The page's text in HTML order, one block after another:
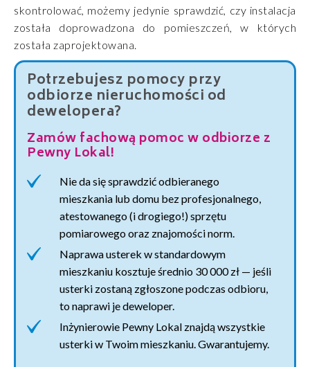
skontrolować, możemy jedynie sprawdzić, czy instalacja
została doprowadzona do pomieszczeń, w których
została zaprojektowana.
Potrzebujesz pomocy przy
odbiorze nieruchomości od
dewelopera?
Zamów fachową pomoc w odbiorze z
Pewny Lokal!
Nie da się sprawdzić odbieranego
mieszkania lub domu bez profesjonalnego,
atestowanego (i drogiego!) sprzętu
pomiarowego oraz znajomości norm.
Naprawa usterek w standardowym
mieszkaniu kosztuje średnio 30 000 zł — jeśli
usterki zostaną zgłoszone podczas odbioru,
to naprawi je deweloper.
Inżynierowie Pewny Lokal znajdą wszystkie
usterki w Twoim mieszkaniu. Gwarantujemy.